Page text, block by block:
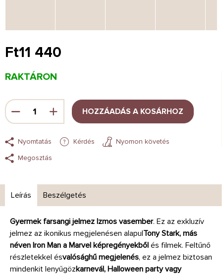
Ft11 440
Egységár:
RAKTÁRON
HOZZÁADÁS A KOSÁRHOZ
Nyomtatás Kérdés
Nyomon követés
Megosztás
Leírás Beszélgetés
Gyermek farsangi jelmez Izmos vasember. Ez az exkluzív
jelmez az ikonikus megjelenésen alapulTony Stark, más
néven Iron Man a Marvel képregényekből és filmek. Feltűnő
részletekkel ésvalósághű megjelenés, ez a jelmez biztosan
mindenkit lenyűgözkarnevál, Halloween party vagy